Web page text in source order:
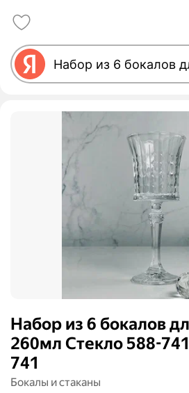
Набор из 6 бокалов
260мл Стекло 588-
741
Бокалы и стаканы